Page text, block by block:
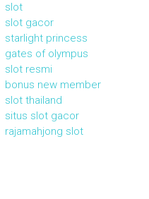
slot
slot gacor
starlight princess
gates of olympus
slot resmi
bonus new member
slot thailand
situs slot gacor
rajamahjong slot